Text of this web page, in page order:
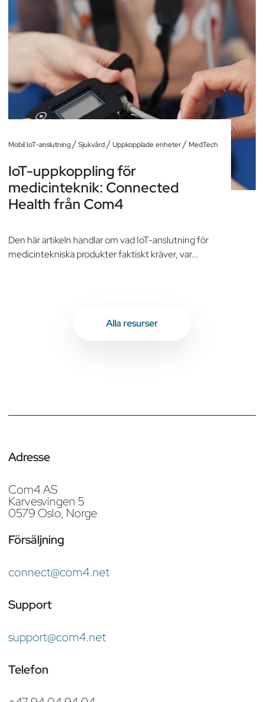
Mobil IoT-anslutning/Sjukvård/Uppkopplade enheter/ MedTech
IoT-uppkoppling för
medicinteknik: Connected
Health från Com4
Den här artikeln handlar om vad IoT-anslutning för
medicintekniska produkter faktiskt kräver, var...
Alla resurser
Adresse
Com4 AS
Karvesvingen 5
0579 Oslo, Norge
Försäljning
connect@com4.net
Support
support@com4.net
Telefon